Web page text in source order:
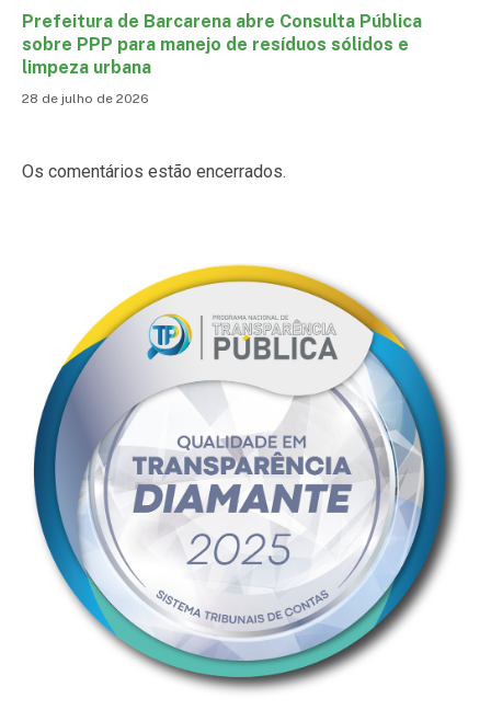
Prefeitura de Barcarena abre Consulta Pública
sobre PPP para manejo de resíduos sólidos e
limpeza urbana
28 de julho de 2026
Os comentários estão encerrados.